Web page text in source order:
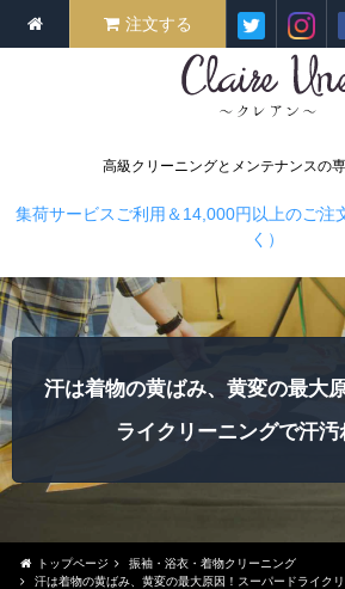
高級クリーニングとメンテナンスの
注文する
集荷サービスご利用＆14,000円以上のご注
く）
汗は着物の黄ばみ、黄変の最大
ライクリーニングで汗汚
トップページ
振袖・浴衣・着物クリーニング
汗は着物の黄ばみ、黄変の最大原因！スーパードライク